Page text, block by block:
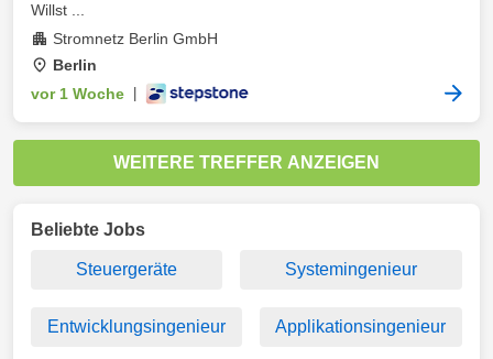
Willst ...
Stromnetz Berlin GmbH
Berlin
vor 1 Woche
WEITERE TREFFER ANZEIGEN
Beliebte Jobs
Steuergeräte Systemingenieur
Entwicklungsingenieur Applikationsingenieur